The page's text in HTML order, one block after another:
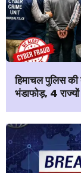
हिमाचल पुलिस की
भंडाफोड़, 4